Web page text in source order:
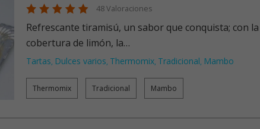
48 Valoraciones
Refrescante tiramisú, un sabor que conquista; con la
cobertura de limón, la…
Tartas, Dulces varios, Thermomix, Tradicional, Mambo
Thermomix Tradicional Mambo